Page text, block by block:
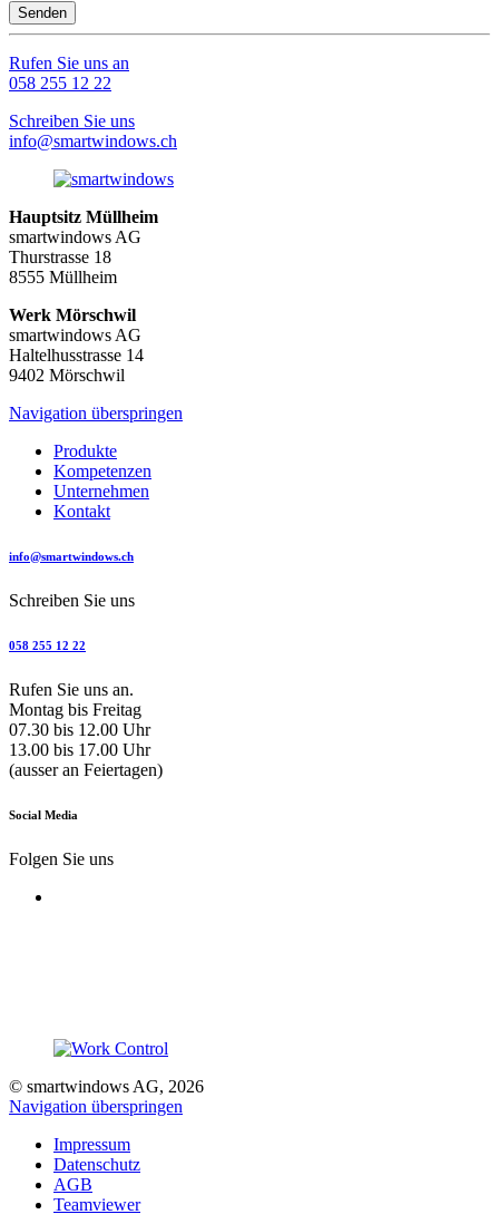
Senden
Rufen Sie uns an
058 255 12 22
Schreiben Sie uns
info@smartwindows.ch
Hauptsitz Müllheim
smartwindows AG
Thurstrasse 18
8555 Müllheim
Werk Mörschwil
smartwindows AG
Haltelhusstrasse 14
9402 Mörschwil
Navigation überspringen
Produkte
Kompetenzen
Unternehmen
Kontakt
info@smartwindows.ch
Schreiben Sie uns
058 255 12 22
Rufen Sie uns an.
Montag bis Freitag
07.30 bis 12.00 Uhr
13.00 bis 17.00 Uhr
(ausser an Feiertagen)
Social Media
Folgen Sie uns
© smartwindows AG, 2026
Navigation überspringen
Impressum
Datenschutz
AGB
Teamviewer